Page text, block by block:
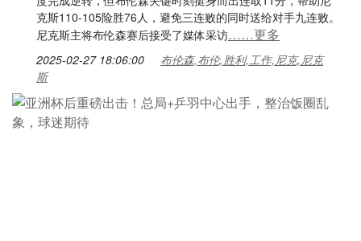
克斯110-105险胜76人，避免三连败的同时送给对手九连败。
尼克斯主将布伦森赛后接受了媒体采访……更多
2025-02-27 18:06:00
布伦森,布伦,胜利,工作,尼克,尼克
斯